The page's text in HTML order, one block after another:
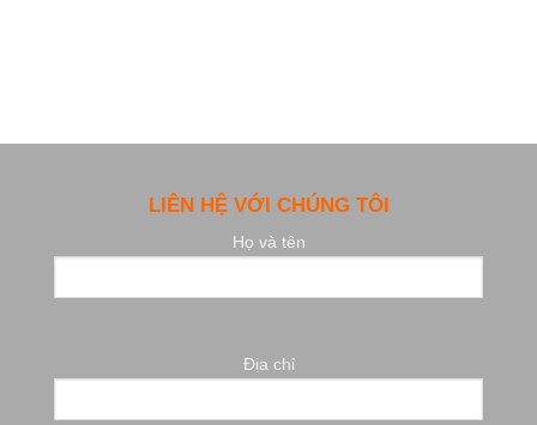
LIÊN HỆ VỚI CHÚNG TÔI
Họ và tên
Địa chỉ